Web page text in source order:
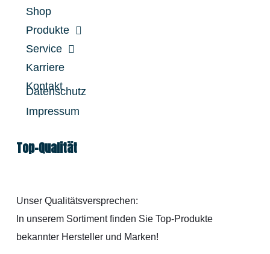
Top-Qualität
Unser Qualitätsversprechen:
In unserem Sortiment finden Sie Top-Produkte
bekannter Hersteller und Marken!
Shop
Produkte
Service
Karriere
Kontakt
Datenschutz
Impressum